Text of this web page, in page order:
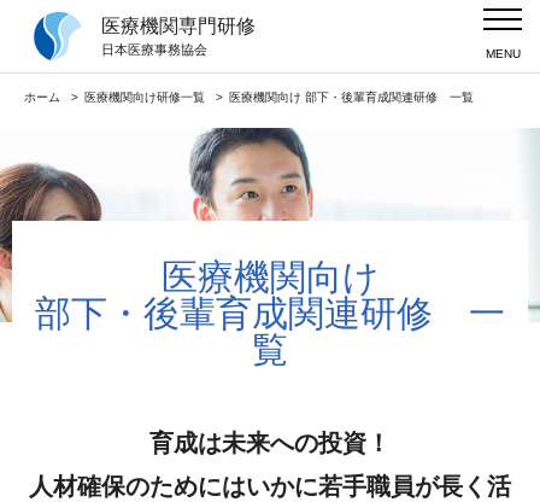
医療機関専門研修
日本医療事務協会 MENU
当社の強み
テーマ別研修一覧
階層別研修一覧
介護施設の課題を解決する研修
研修テキストサンプル
導入実績
公開講座の日程はこちら
ホーム 医療機関向け研修一覧 医療機関向け 部下・後輩育成関連研修 一覧
医療機関向け
部下・後輩育成関連研修 一
覧
育成は未来への投資！
人材確保のためにはいかに若手職員が長く活